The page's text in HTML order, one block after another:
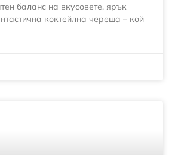
баланс на вкусовете, ярък
коктейлна череша – кой